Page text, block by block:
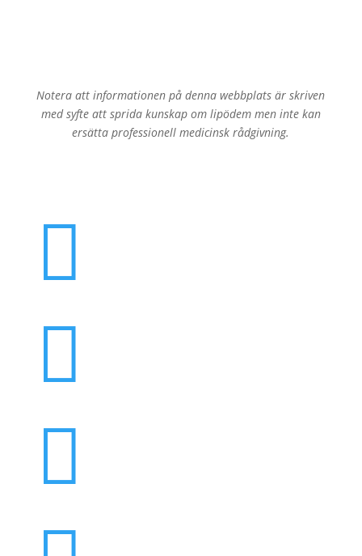
Notera att informationen på denna webbplats är skriven
med syfte att sprida kunskap om lipödem men inte kan
ersätta professionell medicinsk rådgivning.


